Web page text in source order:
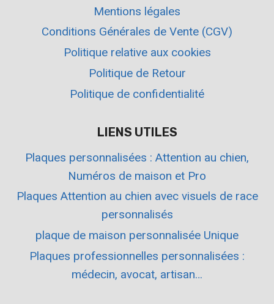
Mentions légales
Conditions Générales de Vente (CGV)
Politique relative aux cookies
Politique de Retour
Politique de confidentialité
LIENS UTILES
Plaques personnalisées : Attention au chien,
Numéros de maison et Pro
Plaques Attention au chien avec visuels de race
personnalisés
plaque de maison personnalisée Unique
Plaques professionnelles personnalisées :
médecin, avocat, artisan…